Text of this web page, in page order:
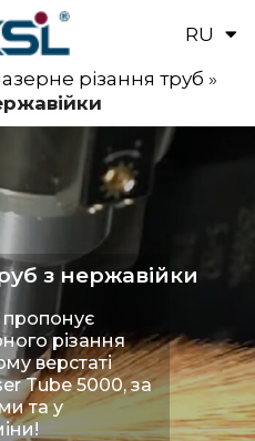
RU
EN
різання труб »
з нержавійки
різання
верстаті
Tube 5000, за
та у